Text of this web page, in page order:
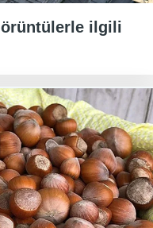
ilgili